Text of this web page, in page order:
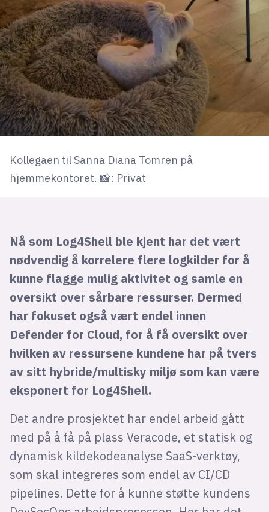
Kollegaen til Sanna Diana Tomren på
hjemmekontoret. 📸: Privat
Nå som Log4Shell ble kjent har det vært
nødvendig å korrelere flere logkilder for å
kunne flagge mulig aktivitet og samle en
oversikt over sårbare ressurser. Dermed
har fokuset også vært endel innen
Defender for Cloud, for å få oversikt over
hvilken av ressursene kundene har på tvers
av sitt hybride/multisky miljø som kan være
eksponert for Log4Shell.
Det andre prosjektet har endel arbeid gått
med på å få på plass Veracode, et statisk og
dynamisk kildekodeanalyse SaaS-verktøy,
som skal integreres som endel av CI/CD
pipelines. Dette for å kunne støtte kundens